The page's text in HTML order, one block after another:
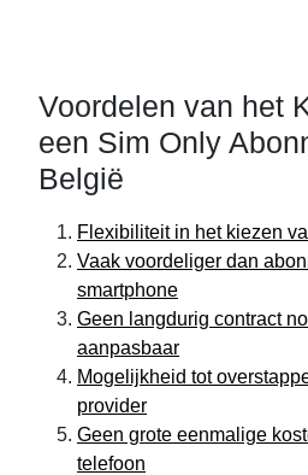
Voordelen van het
een Sim Only
België
Flexibiliteit in het kiezen
Vaak voordeliger dan
smartphone
Geen langdurig contract
aanpasbaar
Mogelijkheid tot
provider
Geen grote eenmalige
telefoon